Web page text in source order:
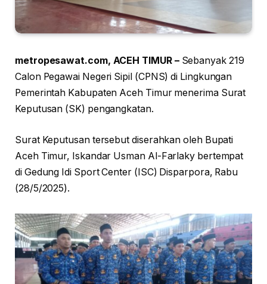
metropesawat.com, ACEH TIMUR – Sebanyak 219
Calon Pegawai Negeri Sipil (CPNS) di Lingkungan
Pemerintah Kabupaten Aceh Timur menerima Surat
Keputusan (SK) pengangkatan.
Surat Keputusan tersebut diserahkan oleh Bupati
Aceh Timur, Iskandar Usman Al-Farlaky bertempat
di Gedung Idi Sport Center (ISC) Disparpora, Rabu
(28/5/2025).